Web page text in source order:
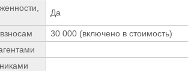
Да
30 000 (включено в стоимость)